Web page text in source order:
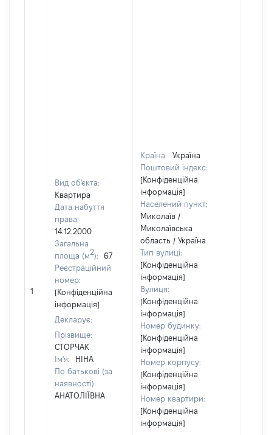
1
Вид об'єкта:
Квартира
Дата набуття
права:
14.12.2000
Загальна
площа (м2):
67
Реєстраційний
номер:
[Конфіденційна
інформація]
Декларує:
Прізвище:
СТОРЧАК
Ім'я:
НІНА
По батькові (за
наявності):
АНАТОЛІЇВНА
Країна:
Україна
Поштовий індекс:
[Конфіденційна
інформація]
Населений пункт:
Миколаїв /
Миколаївська
область / Україна
Тип вулиці:
[Конфіденційна
інформація]
Вулиця:
[Конфіденційна
інформація]
Номер будинку:
[Конфіденційна
інформація]
Номер корпусу:
[Конфіденційна
інформація]
Номер квартири:
[Конфіденційна
інформація]